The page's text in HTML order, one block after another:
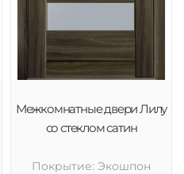
Межкомнатные двери Лилу
со стеклом сатин
Покрытие: Экошпон